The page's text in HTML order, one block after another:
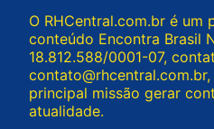
O RHCentral.com.br é um
conteúdo Encontra Brasil
18.812.588/0001-07,
contato@rhcentral.com.br
principal missão gerar
atualidade.